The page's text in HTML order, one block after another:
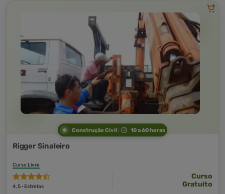
Construção Civil 10 a 60 horas
Rigger Sinaleiro
Curso Livre
4,5 · Estrelas
Curso
Gratuito